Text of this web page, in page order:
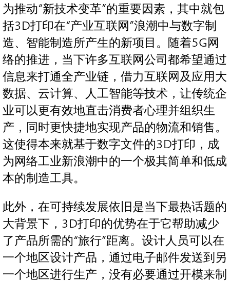
为推动“新技术变革”的重要因素，其中就包
括3D打印在“产业互联网”浪潮中与数字制
造、智能制造所产生的新项目。随着5G网
络的推进，当下许多互联网公司都希望通过
信息来打通全产业链，借力互联网及应用大
数据、云计算、人工智能等技术，让传统企
业可以更有效地直击消费者心理并组织生
产，同时更快捷地实现产品的物流和销售。
这使得本来就基于数字文件的3D打印，成
为网络工业新浪潮中的一个极其简单和低成
本的制造工具。
此外，在可持续发展依旧是当下最热话题的
大背景下，3D打印的优势在于它帮助减少
了产品所需的“旅行”距离。设计人员可以在
一个地区设计产品，通过电子邮件发送到另
一个地区进行生产，没有必要通过开模来制